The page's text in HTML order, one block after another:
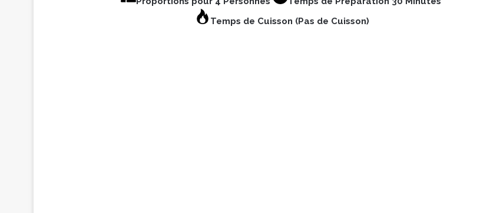
Temps de Cuisson (Pas de Cuisson)